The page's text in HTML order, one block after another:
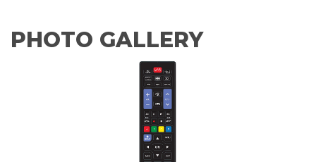
PHOTO GALLERY